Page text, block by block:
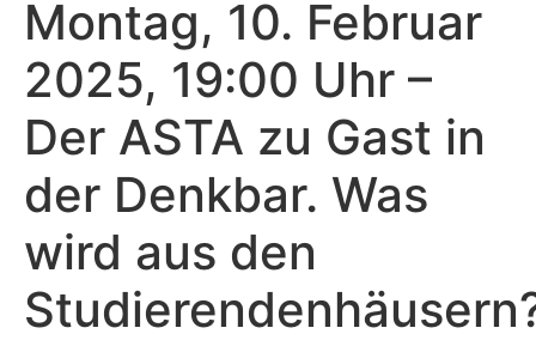
Montag, 10. Februar
2025, 19:00 Uhr –
Der ASTA zu Gast in
der Denkbar. Was
wird aus den